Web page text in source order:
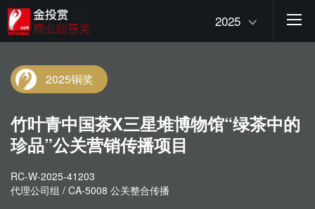
2025
2025铜奖
竹叶青中国茶X三星堆博物馆“绿茶中的
珍品”公关营销传播项目
RC-W-2025-41203
代理公司组 / CA-5008 公关整合传播